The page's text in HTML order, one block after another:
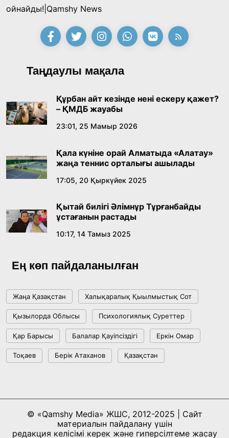
ойнайды!|Qamshy News
Таңдаулы мақала
Құрбан айт кезінде нені ескеру қажет?
– ҚМДБ жауабы
23:01, 25 Мамыр 2026
Қала күніне орай Алматыда «Алатау»
жаңа теннис орталығы ашылады
17:05, 20 Қыркүйек 2025
Қытай билігі Әлімнұр Тұрғанбайды
ұстағанын растады
10:17, 14 Тамыз 2025
Ең көп пайдаланылған
Жаңа Қазақстан Халықаралық Қыылмыстық Сот
Қызылорда Облысы Психологиялық Суреттер
Қар Барысы Балалар Қауіпсіздігі Еркін Омар
Тоқаев Берік Атаханов Қазақстан
© «Qamshy Media» ЖШС, 2012-2025 | Сайт
материалын пайдалану үшін
редакция келісімі керек және гиперсілтеме жасау